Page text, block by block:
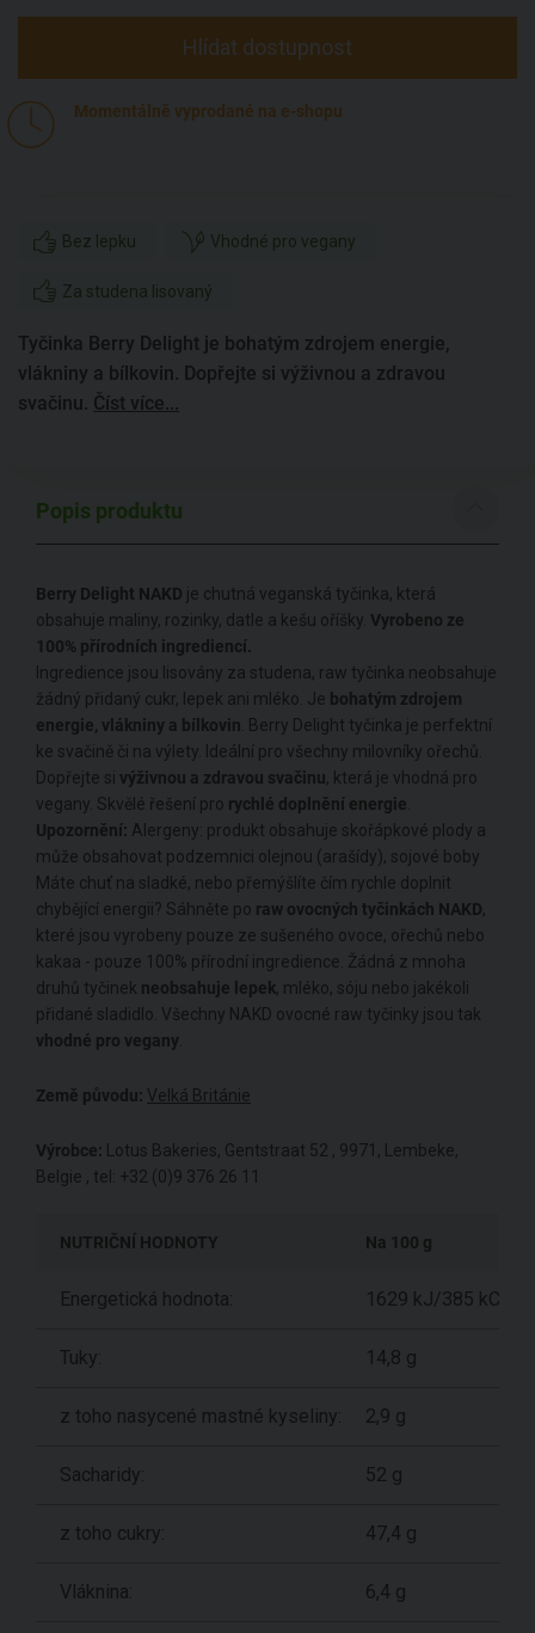
Hlídat dostupnost
Momentálně vyprodané na e-shopu
Bez lepku Vhodné pro vegany
Za studena lisovaný
Tyčinka Berry Delight je bohatým zdrojem energie,
vlákniny a bílkovin. Dopřejte si výživnou a zdravou
svačinu. Číst více...
Popis produktu
Berry Delight NAKD je chutná veganská tyčinka, která
obsahuje maliny, rozinky, datle a kešu oříšky. Vyrobeno ze
100% přírodních ingrediencí.
Ingredience jsou lisovány za studena, raw tyčinka neobsahuje
žádný přidaný cukr, lepek ani mléko. Je bohatým zdrojem
energie, vlákniny a bílkovin . Berry Delight tyčinka je perfektní
ke svačině či na výlety. Ideální pro všechny milovníky ořechů.
Dopřejte si výživnou a zdravou svačinu, která je vhodná pro
vegany. Skvělé řešení pro rychlé doplnění energie
Upozornění: Alergeny: produkt obsahuje skořápkové plody a
může obsahovat podzemnici olejnou (arašídy), sojové boby
Máte chuť na sladké, nebo přemýšlíte čím rychle doplnit
chybějící energii? Sáhněte po raw ovocných tyčinkách NAKD,
které jsou vyrobeny pouze ze sušeného ovoce, ořechů nebo
kakaa - pouze 100% přírodní ingredience. Žádná z mnoha
druhů tyčinek neobsahuje lepek, mléko, sóju nebo jakékoli
přidané sladidlo. Všechny NAKD ovocné raw tyčinky jsou tak
vhodné pro vegany
Země původu: Velká Británie
Výrobce: Lotus Bakeries, Gentstraat 52 , 9971, Lembeke,
Belgie , tel: +32 (0)9 376 26 11
NUTRIČNÍ HODNOTY Na 100 g
Energetická hodnota: 1629 kJ/385 kCal
Tuky: 14,8 g
z toho nasycené mastné kyseliny: 2,9 g
Sacharidy: 52 g
z toho cukry: 47,4 g
Vláknina: 6,4 g